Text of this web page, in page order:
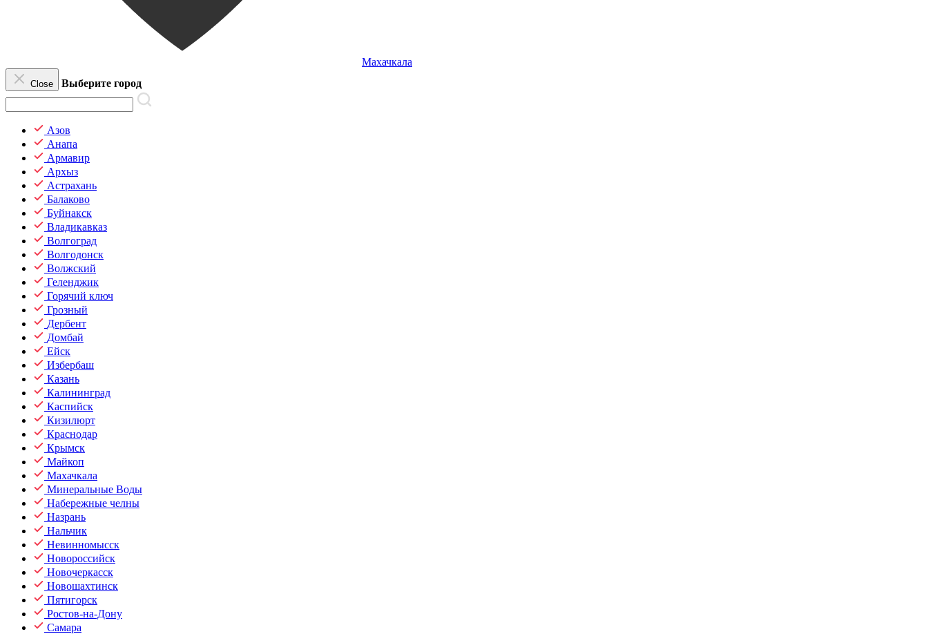
Махачкала
Close Выберите город
Азов
Анапа
Армавир
Архыз
Астрахань
Балаково
Буйнакск
Владикавказ
Волгоград
Волгодонск
Волжский
Геленджик
Горячий ключ
Грозный
Дербент
Домбай
Ейск
Избербаш
Казань
Калининград
Каспийск
Кизилюрт
Краснодар
Крымск
Майкоп
Махачкала
Минеральные Воды
Набережные челны
Назрань
Нальчик
Невинномысск
Новороссийск
Новочеркасск
Новошахтинск
Пятигорск
Ростов-на-Дону
Самара